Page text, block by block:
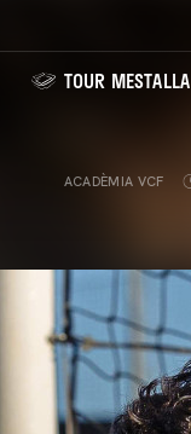
TOUR MESTALLA
ACADÈMIA VCF